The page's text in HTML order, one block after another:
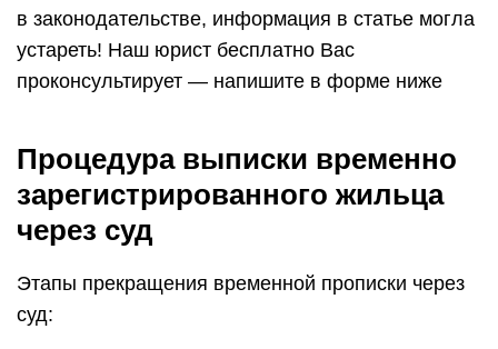
в законодательстве, информация в статье могла
устареть! Наш юрист бесплатно Вас
проконсультирует — напишите в форме ниже
Процедура выписки временно
зарегистрированного жильца
через суд
Этапы прекращения временной прописки через
суд: